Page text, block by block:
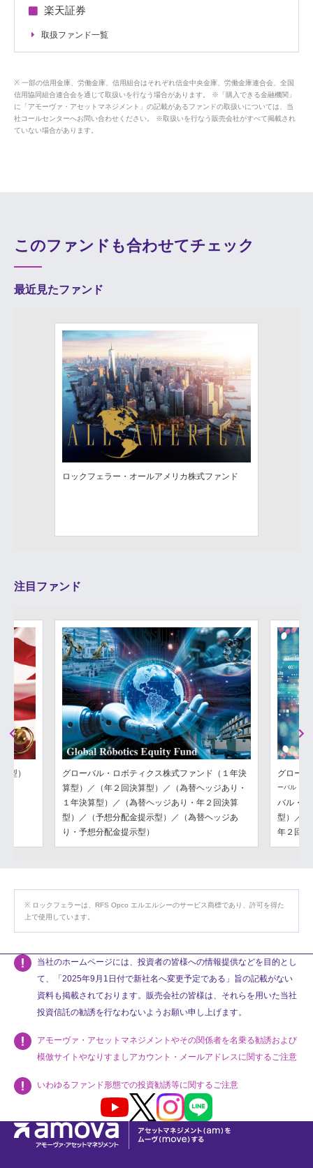
楽天証券
取扱ファンド一覧
一部の信用金庫、労働金庫、信用組合はそれぞれ信金中央金庫、労働金庫連合会、全国
信用協同組合連合会を通じて取扱いを行なう場合があります。 ※「購入できる金融機関」
に「アモーヴァ・アセットマネジメント」の記載があるファンドの取扱いについては、当
社コールセンターへお問い合わせください。 ※取扱いを行なう販売会社がすべて掲載され
ていない場合があります。
このファンドも合わせてチェック
最近見たファンド
ロックフェラー・オールアメリカ株式ファンド
注目ファンド
Previous
型）
グローバル・ロボティクス株式ファンド（１年決
算型）／（年２回決算型）／（為替ヘッジあり・
１年決算型）／（為替ヘッジあり・年２回決算
型）／（予想分配金提示型）／（為替ヘッジあ
り・予想分配金提示型）
グロー
ーバル・フ
バル・フ
型）／（
年２回決
Next
ロックフェラーは、RFS Opco エルエルシーのサービス商標であり、許可を得た
上で使用しています。
当社のホームページには、投資者の皆様への情報提供などを目的とし
て、「2025年9月1日付で新社名へ変更予定である」旨の記載がない
資料も掲載されております。販売会社の皆様は、それらを用いた当社
投資信託の勧誘を行なわないようお願い申し上げます。
アモーヴァ・アセットマネジメントやその関係者を名乗る勧誘および
模倣サイトやなりすましアカウント・メールアドレスに関するご注意
いわゆるファンド形態での投資勧誘等に関するご注意
Youtube X InstagramLINE